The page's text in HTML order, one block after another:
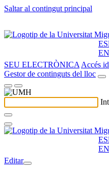
Saltar al contingut principal
SEU ELECTRÒNICA Accés
Gestor de continguts del lloc
Editar